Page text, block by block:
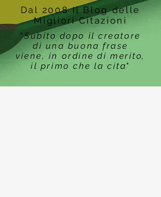
Dal 2008 Il Blog delle
Migliori Citazioni
"Subito dopo il creatore
di una buona frase
viene, in ordine di merito,
il primo che la cita"